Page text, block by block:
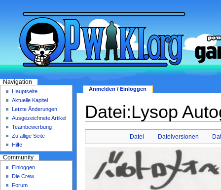
Datei:Lysop
Datei Dateiversionen
Anmelden / Einloggen
Navigation
Hauptseite
Aktuelle Kapitel
Letzte Änderungen
Ausgezeichnete Artikel
Teambewerbung
Zufällige Seite
Hilfe
Community
Einloggen
Die Crew
Forum